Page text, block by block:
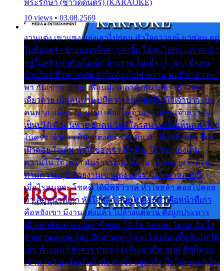
พระรักษา (ซาวด์ดนตรี) (KARAOKE)
10 views • 03.08.2569
งานแต่ง เขาแซง แย่งเอาไปก่อน หัวใจอาวรณ์ มาซ่อน อยู่
ในห้องครัว ข้างนอกเจ้าสาว ส่งยิ้ม ให้คนไปทั่ว แต่เรา เฝ้า
อยู่ในครัว ทำตัวเป็นเด็ก ล้างจาน ในเมื่อ เจ้าสาว คือคน
บ้านใกล้ พึ่งพาอาศัย จำใจ ต้องไปช่วยงาน พอถึงเวลา เขา
พา กันเข้าพาขวัญ เพื่อนฝูง เฮฮาดังลั่น แต่เราล้างจาน
เดียวดาย เป็นคนพ่าย บ่มีความหมาย เคียงใจเจ้าบ่าว เป็น
คนพ่าย บ่มีความหมาย เคียงใจเจ้าบ่าว เพื่อนเจ้าสาว ยัง
เป็นบ่ได้ คือคนพ่าย ฮักคน ไม่มีใครสน เขาไม่เห็นคน ที่อยู่
ในครัว เจ้าสาว ก็มัวแต่งตัว สวยเด่น นั่งเคียงเจ้าบ่าว ที่เขา
เฝ้าคอย ใจเต้น หัวใจของเรา ลำเค็ญ ใครจะมองเห็น
ความใน ใจ เศร้า มันร้าวระบม ต้องมาขื่นขม เศร้าตรม
ท่ามความสุขี ช่วยงานเขาแต่ง แต่เรา แล้งมาหลายปี
เมื่อไรหนอจะ โชคดี ได้มีพิธีวิวาห์ หัวใจหล้า คอยไปคอย
มา คือหน้าที่เก่า หัวใจหล้า คอยไปคอยมา คือหน้าที่เก่า
คือหยังเขา มีงานแต่งแล้ว ไปล้างแต่จาน ดั่งถูกประหาร
เมื่อเขาชื่นบาน แต่เราขื่นขม โอ้ รัก ลอยลม ไม่สม ดัง ใจ
ล้างจานคอยคู่ ไม่รู้ อีกนานเท่าใด จะได้ เลื่อนขั้นบันได ได้
เป็น ตำแหน่งเจ้าสาว มันเหงา เห็นเขามีคู่ ซมดู มีคู่ก็ม่วน
เข้าพาขวัญ เสียงโห่ตึงตึง มันซึ้ง อยู่แก่ใจ มื้อใด๋หนอ สิเป็น